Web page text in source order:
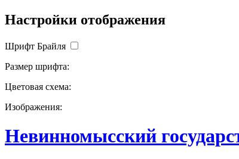
Настройки отображения
Шрифт Брайля
Размер шрифта:
Цветовая схема:
Изображения:
Невинномысский